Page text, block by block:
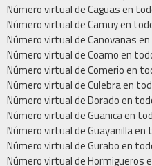
Número virtual de Caguas en
Número virtual de Camuy en
Número virtual de Canovanas
Número virtual de Coamo en
Número virtual de Comerio en
Número virtual de Culebra en
Número virtual de Dorado en
Número virtual de Guanica en
Número virtual de Guayanilla en
Número virtual de Gurabo en
Número virtual de Hormigueros